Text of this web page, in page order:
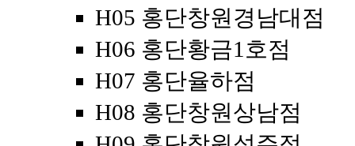
H05 홍단창원경남대점
H06 홍단황금1호점
H07 홍단율하점
H08 홍단창원상남점